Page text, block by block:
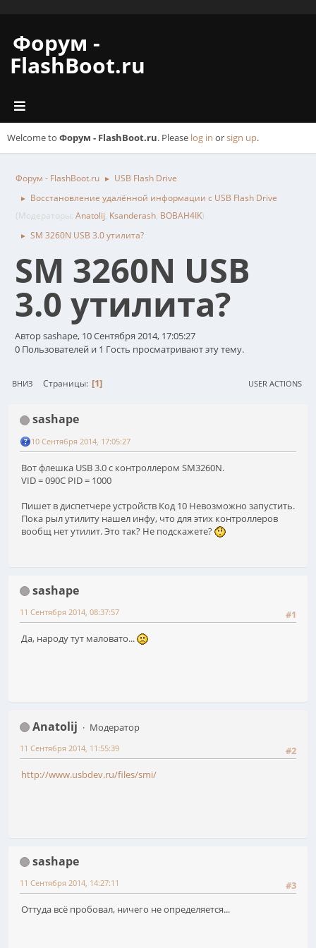
Форум -
FlashBoot.ru
Welcome to Форум - FlashBoot.ru. Please log in orsign up.
Форум - FlashBoot.ru ► USB Flash Drive
►
Восстановление удалённой информации с USB Flash Drive
(Модераторы: Anatolij, Ksanderash, BOBAH4IK)
► SM 3260N USB 3.0 утилита?
SM 3260N USB
3.0 утилита?
Автор sashape, 10 Сентября 2014, 17:05:27
0 Пользователей и 1 Гость просматривают эту тему.
ВНИЗ Страницы 1 USER ACTIONS
sashape
10 Сентября 2014, 17:05:27
Вот флешка USB 3.0 с контроллером SM3260N.
VID = 090C PID = 1000
Пишет в диспетчере устройств Код 10 Невозможно запустить.
Пока рыл утилиту нашел инфу, что для этих контроллеров
вообщ нет утилит. Это так? Не подскажете?
sashape
#1
11 Сентября 2014, 08:37:57
Да, народу тут маловато...
Anatolij
Модератор
#2
11 Сентября 2014, 11:55:39
http://www.usbdev.ru/files/smi/
sashape
#3
11 Сентября 2014, 14:27:11
Оттуда всё пробовал, ничего не определяется...